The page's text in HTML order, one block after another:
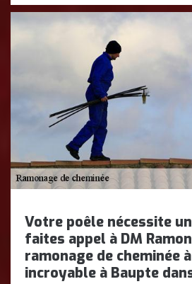
Votre poêle nécessite
faites appel à DM
ramonage de cheminée
incroyable à Baupte